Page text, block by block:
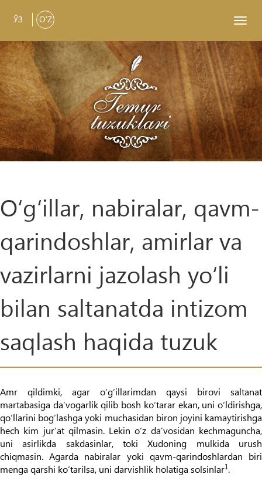
ЎЗ O'Z
O‘g‘illar, nabiralar, qavm-
qarindoshlar, amirlar va
vazirlarni jazolash yo‘li
bilan saltanatda intizom
saqlash haqida tuzuk
Amr qildimki, agar o‘g‘illarimdan qaysi birovi saltanat
martabasiga da’vogarlik qilib bosh ko‘tarar ekan, uni o‘ldirishga,
qo‘llarini bog‘lashga yoki muchasidan biron joyini kamaytirishga
hech kim jur’at qilmasin. Lekin o‘z da’vosidan kechmaguncha,
uni asirlikda sakdasinlar, toki Xudoning mulkida urush
chiqmasin. Agarda nabiralar yoki qavm-qarindoshlardan biri
menga qarshi ko‘tarilsa, uni darvishlik holatiga solsinlar1.